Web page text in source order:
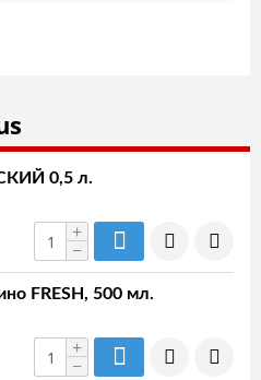
0,5 л.
+
−
FRESH, 500 мл.
+
−